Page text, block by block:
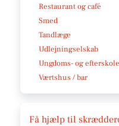
Restaurant og café
Smed
Tandlæge
Udlejningselskab
Ungdoms- og efterskole
Værtshus / bar
Få hjælp til